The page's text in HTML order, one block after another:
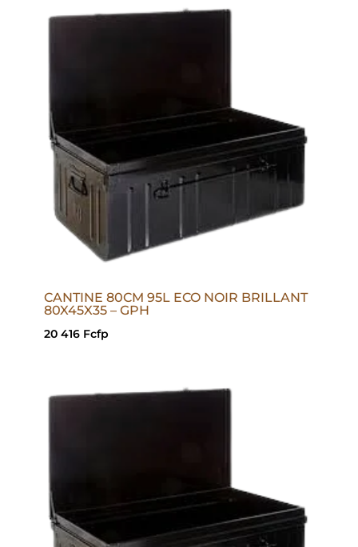
CANTINE 80CM 95L ECO NOIR BRILLANT
80X45X35 – GPH
20 416 Fcfp